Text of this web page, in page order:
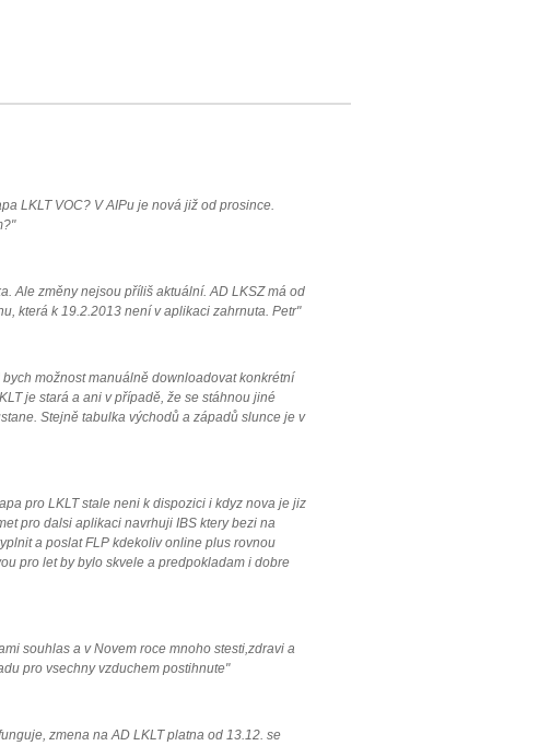
LKLT VOC? V AIPu je nová již od prosince.
Ale změny nejsou příliš aktuální. AD LKSZ má od
která k 19.2.2013 není v aplikaci zahrnuta. Petr"
možnost manuálně downloadovat konkrétní
je stará a ani v případě, že se stáhnou jiné
Stejně tabulka východů a západů slunce je v
pro LKLT stale neni k dispozici i kdyz nova je jiz
pro dalsi aplikaci navrhuji IBS ktery bezi na
a poslat FLP kdekoliv online plus rovnou
pro let by bylo skvele a predpokladam i dobre
souhlas a v Novem roce mnoho stesti,zdravi a
pro vsechny vzduchem postihnute"
zmena na AD LKLT platna od 13.12. se